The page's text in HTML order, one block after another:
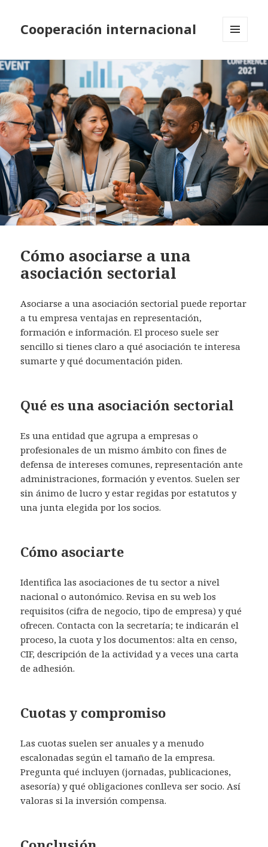
Cooperación internacional
WIDGETS
Cómo asociarse a una
asociación sectorial
Asociarse a una asociación sectorial puede reportar
a tu empresa ventajas en representación,
formación e información. El proceso suele ser
sencillo si tienes claro a qué asociación te interesa
sumarte y qué documentación piden.
Qué es una asociación sectorial
Es una entidad que agrupa a empresas o
profesionales de un mismo ámbito con fines de
defensa de intereses comunes, representación ante
administraciones, formación y eventos. Suelen ser
sin ánimo de lucro y estar regidas por estatutos y
una junta elegida por los socios.
Cómo asociarte
Identifica las asociaciones de tu sector a nivel
nacional o autonómico. Revisa en su web los
requisitos (cifra de negocio, tipo de empresa) y qué
ofrecen. Contacta con la secretaría; te indicarán el
proceso, la cuota y los documentos: alta en censo,
CIF, descripción de la actividad y a veces una carta
de adhesión.
Cuotas y compromiso
Las cuotas suelen ser anuales y a menudo
escalonadas según el tamaño de la empresa.
Pregunta qué incluyen (jornadas, publicaciones,
asesoría) y qué obligaciones conlleva ser socio. Así
valoras si la inversión compensa.